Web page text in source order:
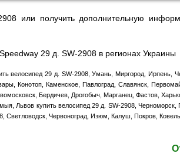
или получить дополнительную
29 д. SW-2908 в регионах Украины
велосипед 29 д. SW-2908, Умань, Миргород, Ирпень,
Конотоп, Каменское, Павлоград, Славянск,
Бердичев, Дрогобыч, Марганец, Фастов,
Львов купить велосипед 29 д. SW-2908,
Светловодск, Червоноград, Изюм, Калуш, Покров,